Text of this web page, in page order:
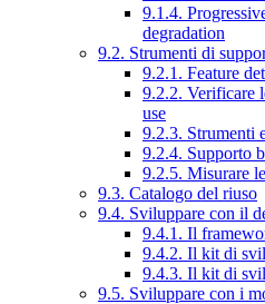
9.1.4.
degradation
9.2. Strumenti di
9.2.1. Feature
9.2.2. Verificare
use
9.2.3. Strumenti
9.2.4. Supporto
9.2.5. Misurare
9.3. Catalogo del riuso
9.4. Sviluppare con il
9.4.1. Il
9.4.2. Il kit di
9.4.3. Il kit di
9.5. Sviluppare con i